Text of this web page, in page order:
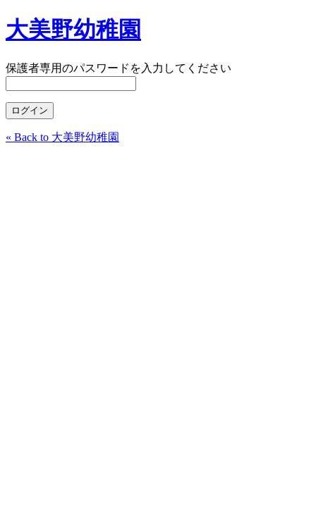
大美野幼稚園
保護者専用のパスワードを入力してください
« Back to 大美野幼稚園